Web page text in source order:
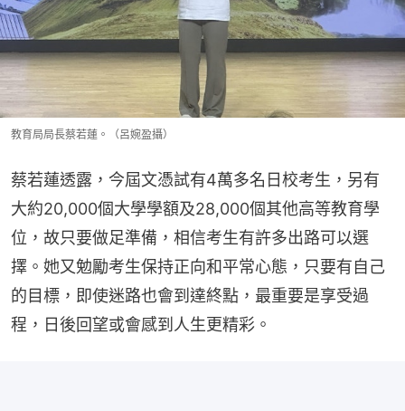
教育局局長蔡若蓮。（呂婉盈攝）
蔡若蓮透露，今屆文憑試有4萬多名日校考生，另有
大約20,000個大學學額及28,000個其他高等教育學
位，故只要做足準備，相信考生有許多出路可以選
擇。她又勉勵考生保持正向和平常心態，只要有自己
的目標，即使迷路也會到達終點，最重要是享受過
程，日後回望或會感到人生更精彩。